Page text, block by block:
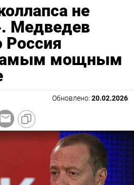
не
Медведев
Россия
мощным
Обновлено: 20.02.2026